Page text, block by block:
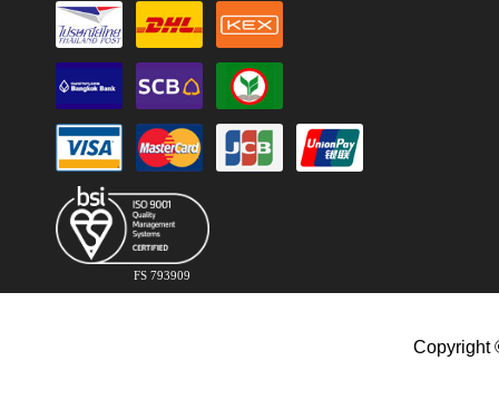
FS 793909
Copyright